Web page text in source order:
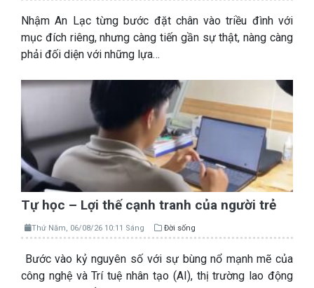
Nhậm An Lạc từng bước đặt chân vào triều đình với
mục đích riêng, nhưng càng tiến gần sự thật, nàng càng
phải đối diện với những lựa…
Tự học – Lợi thế cạnh tranh của người trẻ
Thứ Năm, 06/08/26 10:11 Sáng Đời sống
Bước vào kỷ nguyên số với sự bùng nổ mạnh mẽ của
công nghệ và Trí tuệ nhân tạo (AI), thị trường lao động